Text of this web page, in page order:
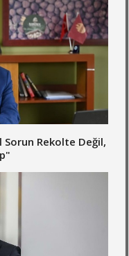
Sorun Rekolte Değil,